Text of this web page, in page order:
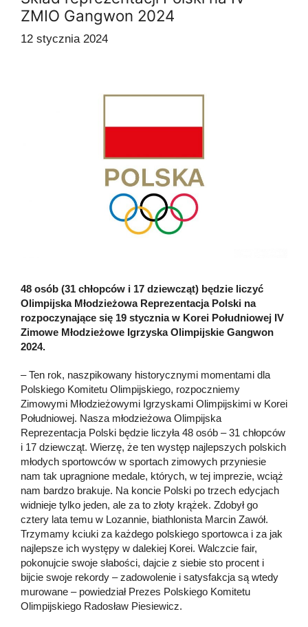
ZMIO Gangwon 2024
12 stycznia 2024
48 osób (31 chłopców i 17 dziewcząt) będzie liczyć
Olimpijska Młodzieżowa Reprezentacja Polski na
rozpoczynające się 19 stycznia w Korei Południowej IV
Zimowe Młodzieżowe Igrzyska Olimpijskie Gangwon
2024.
– Ten rok, naszpikowany historycznymi momentami dla
Polskiego Komitetu Olimpijskiego, rozpoczniemy
Zimowymi Młodzieżowymi Igrzyskami Olimpijskimi w Korei
Południowej. Nasza młodzieżowa Olimpijska
Reprezentacja Polski będzie liczyła 48 osób – 31 chłopców
i 17 dziewcząt. Wierzę, że ten występ najlepszych polskich
młodych sportowców w sportach zimowych przyniesie
nam tak upragnione medale, których, w tej imprezie, wciąż
nam bardzo brakuje. Na koncie Polski po trzech edycjach
widnieje tylko jeden, ale za to złoty krążek. Zdobył go
cztery lata temu w Lozannie, biathlonista Marcin Zawół.
Trzymamy kciuki za każdego polskiego sportowca i za jak
najlepsze ich występy w dalekiej Korei. Walczcie fair,
pokonujcie swoje słabości, dajcie z siebie sto procent i
bijcie swoje rekordy – zadowolenie i satysfakcja są wtedy
murowane – powiedział Prezes Polskiego Komitetu
Olimpijskiego Radosław Piesiewicz.